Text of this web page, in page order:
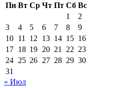
Пн Вт Ср Чт Пт Сб Вс
1
2
3
4 5 6 7 8
9
10 11 12 13 14 15 16
17 18 19 20 21 22 23
24 25 26 27 28 29 30
31
« Июл